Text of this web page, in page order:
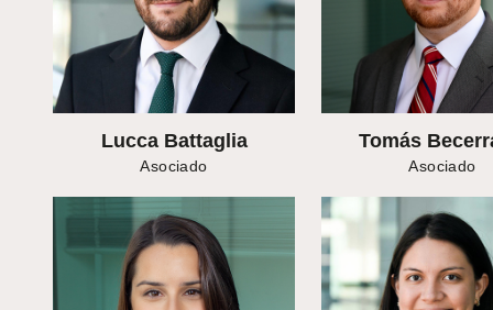
Lucca Battaglia
Asociado
Tomás
Asociado